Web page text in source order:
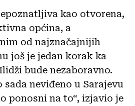
kao otvorena,
općina, a
od najznačajnijih
još je jedan korak ka
bude nezaboravno.
sada neviđeno u Sarajevu
ponosni na to“, izjavio je